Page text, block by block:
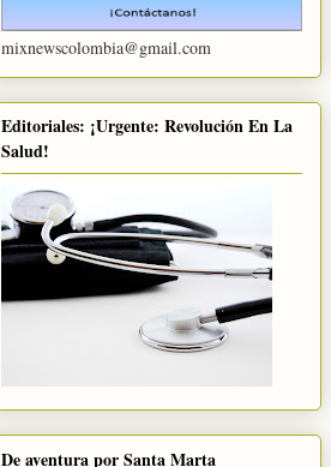
mixnewscolombia@gmail.com
Editoriales: ¡Urgente: Revolución En La
Salud!
De aventura por Santa Marta